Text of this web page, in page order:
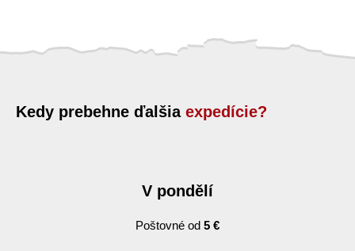
Kedy prebehne ďalšia expedície?
V pondělí
Poštovné od 5 €